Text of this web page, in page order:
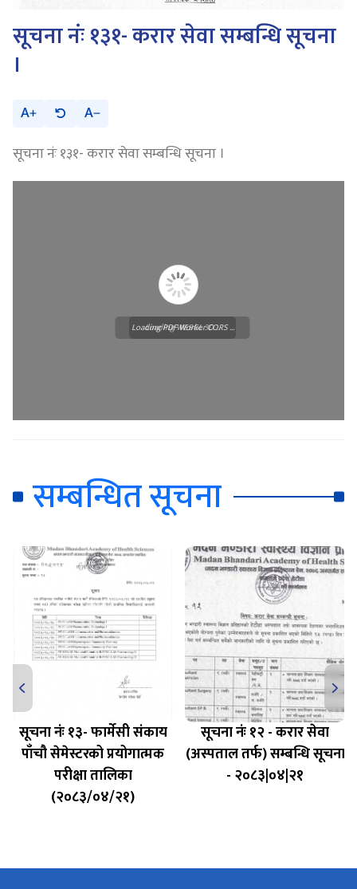
सूचना नंः १३१- करार सेवा सम्बन्धि सूचना
।
A
A
सूचना नंः १३१- करार सेवा सम्बन्धि सूचना ।
Loading WEBGL 3D ...
Loading PDF Worker CORS ...
सम्बन्धित सूचना
सूचना नंः १३- फार्मेसी संकाय
पाँचौ सेमेस्टरको प्रयोगात्मक
परीक्षा तालिका
(२०८३/०४/२१)
सूचना नंः १२ - करार सेवा
(अस्पताल तर्फ) सम्बन्धि सूचना
- २०८३|०४|२१